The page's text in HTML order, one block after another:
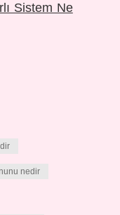
Sistem Ne
nedir